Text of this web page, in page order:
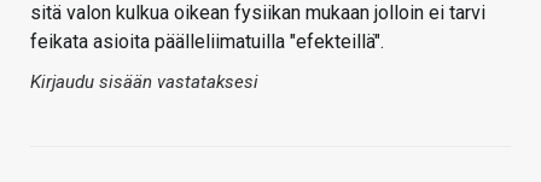
sitä valon kulkua oikean fysiikan mukaan jolloin ei tarvi
feikata asioita päälleliimatuilla "efekteillä".
Kirjaudu sisään vastataksesi